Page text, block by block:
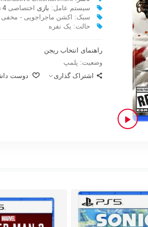
سیستم عامل: بازی اختصاصی
سبک: اکشن ماجراجویی - مخفی
حالت: یک نفره
راهنمای انتخاب ریجن
وضعیت: پلمپ
اشتراک گذاری
دوست